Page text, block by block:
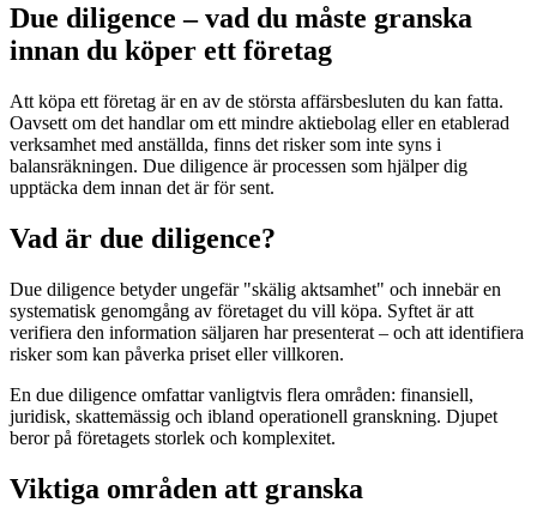
Due diligence – vad du måste granska
innan du köper ett företag
Att köpa ett företag är en av de största affärsbesluten du kan fatta.
Oavsett om det handlar om ett mindre aktiebolag eller en etablerad
verksamhet med anställda, finns det risker som inte syns i
balansräkningen. Due diligence är processen som hjälper dig
upptäcka dem innan det är för sent.
Vad är due diligence?
Due diligence betyder ungefär "skälig aktsamhet" och innebär en
systematisk genomgång av företaget du vill köpa. Syftet är att
verifiera den information säljaren har presenterat – och att identifiera
risker som kan påverka priset eller villkoren.
En due diligence omfattar vanligtvis flera områden: finansiell,
juridisk, skattemässig och ibland operationell granskning. Djupet
beror på företagets storlek och komplexitet.
Viktiga områden att granska